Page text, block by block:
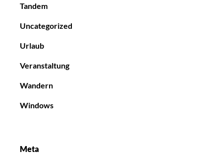
Tandem
Uncategorized
Urlaub
Veranstaltung
Wandern
Windows
Meta